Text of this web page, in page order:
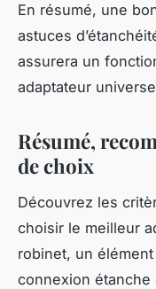
En résumé, une
astuces
assurera un
adaptateur
Résumé,
de choix
Découvrez les
choisir le meilleur
robinet, un
connexion